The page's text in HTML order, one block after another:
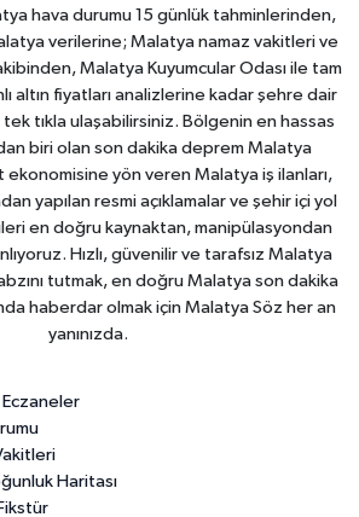
hava durumu 15 günlük tahminlerinden,
verilerine; Malatya namaz vakitleri ve
Malatya Kuyumcular Odası ile tam
altın fiyatları analizlerine kadar şehre dair
tıkla ulaşabilirsiniz. Bölgenin en hassas
biri olan son dakika deprem Malatya
yön veren Malatya iş ilanları,
yapılan resmi açıklamalar ve şehir içi yol
en doğru kaynaktan, manipülasyondan
Hızlı, güvenilir ve tarafsız Malatya
tutmak, en doğru Malatya son dakika
haberdar olmak için Malatya Söz her an
yanınızda.
Haritası